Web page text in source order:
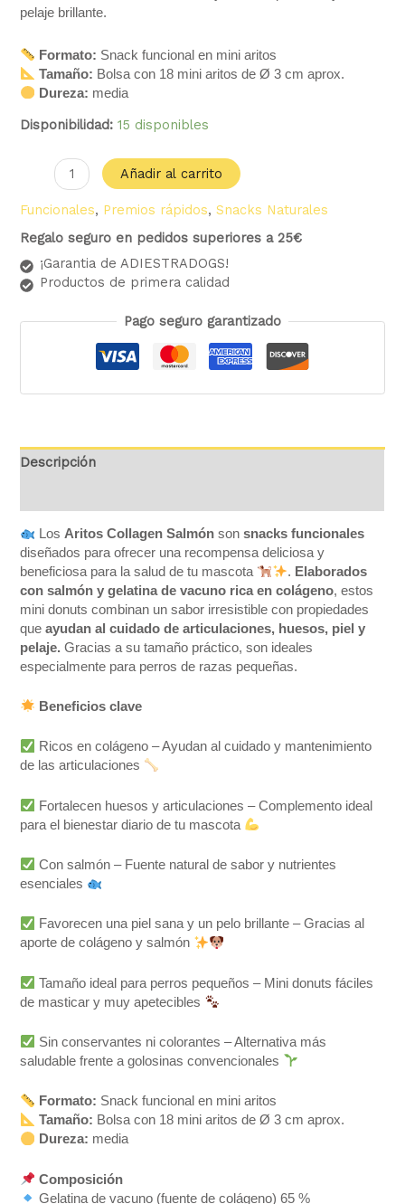
pelaje brillante.
Formato: Snack funcional en mini aritos
Tamaño: Bolsa con 18 mini aritos de Ø 3 cm aprox.
Dureza: media
Disponibilidad: 15 disponibles
Añadir al carrito
Funcionales, Premios rápidos,Snacks Naturales
Regalo seguro en pedidos superiores a 25€
¡Garantia de ADIESTRADOGS!
Productos de primera calidad
Pago seguro garantizado
Descripción
Los Aritos Collagen Salmón son snacks funcionales
diseñados para ofrecer una recompensa deliciosa y
beneficiosa para la salud de tu mascota
. Elaborados
con salmón y gelatina de vacuno rica en colágeno, estos
mini donuts combinan un sabor irresistible con propiedades
queayudan al cuidado de articulaciones, huesos, piel y
pelaje. Gracias a su tamaño práctico, son ideales
especialmente para perros de razas pequeñas.
Beneficios clave
Ricos en colágeno – Ayudan al cuidado y mantenimiento
de las articulaciones
Fortalecen huesos y articulaciones – Complemento ideal
para el bienestar diario de tu mascota
Con salmón – Fuente natural de sabor y nutrientes
esenciales
Favorecen una piel sana y un pelo brillante – Gracias al
aporte de colágeno y salmón
Tamaño ideal para perros pequeños – Mini donuts fáciles
de masticar y muy apetecibles
Sin conservantes ni colorantes – Alternativa más
saludable frente a golosinas convencionales
Formato: Snack funcional en mini aritos
Tamaño: Bolsa con 18 mini aritos de Ø 3 cm aprox.
Dureza: media
Composición
Gelatina de vacuno (fuente de colágeno) 65 %